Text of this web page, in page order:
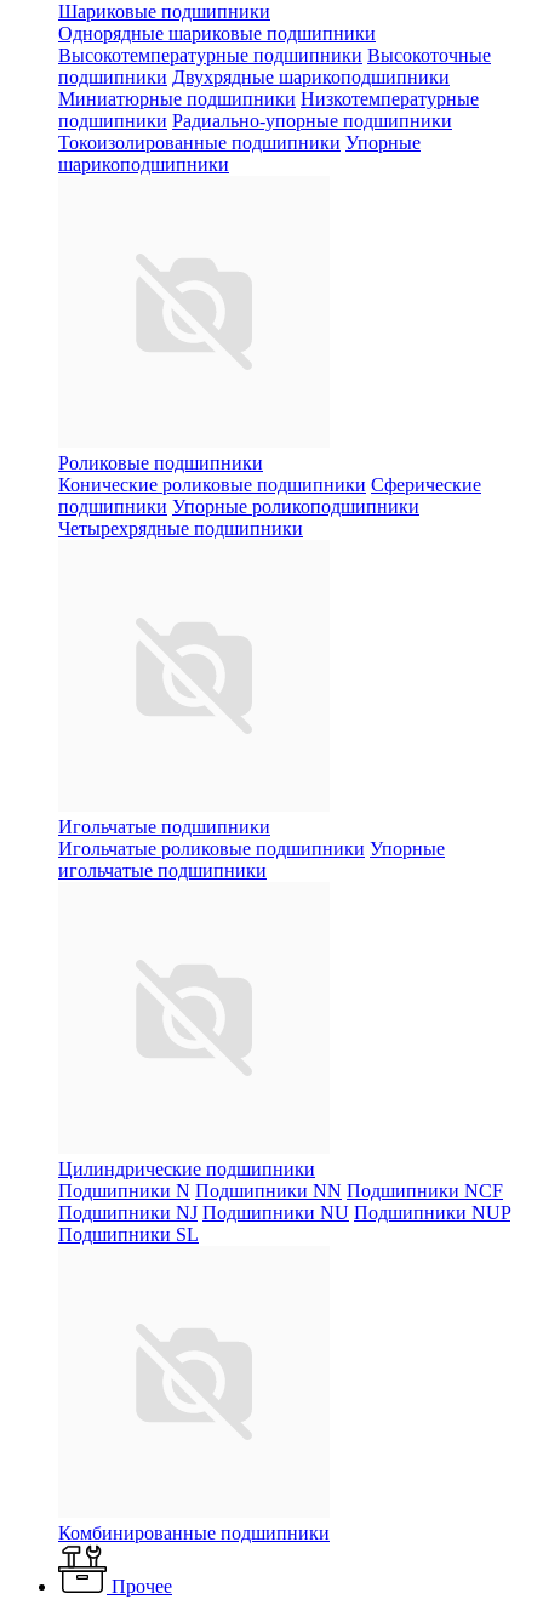
Шариковые подшипники
Однорядные шариковые подшипники
Высокотемпературные подшипники Высокоточные
подшипники Двухрядные шарикоподшипники
Миниатюрные подшипники Низкотемпературные
подшипники Радиально-упорные подшипники
Токоизолированные подшипники Упорные
шарикоподшипники
Роликовые подшипники
Конические роликовые подшипники Сферические
подшипники Упорные роликоподшипники
Четырехрядные подшипники
Игольчатые подшипники
Игольчатые роликовые подшипники Упорные
игольчатые подшипники
Цилиндрические подшипники
Подшипники N Подшипники NN Подшипники NCF
Подшипники NJ Подшипники NU Подшипники NUP
Подшипники SL
Комбинированные подшипники
Прочее